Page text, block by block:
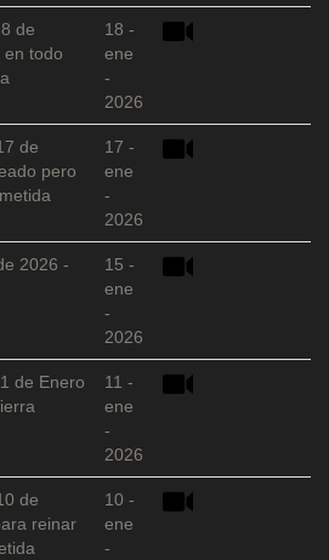
de
en todo
18 -
ene
-
2026
de
pero
17 -
ene
-
2026
2026 -
15 -
ene
-
2026
de Enero
11 -
ene
-
2026
de
reinar
10 -
ene
-